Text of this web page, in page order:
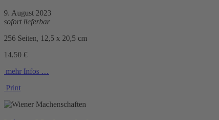
9. August 2023
sofort lieferbar
256 Seiten, 12,5 x 20,5 cm
14,50 €
mehr Infos …
Print